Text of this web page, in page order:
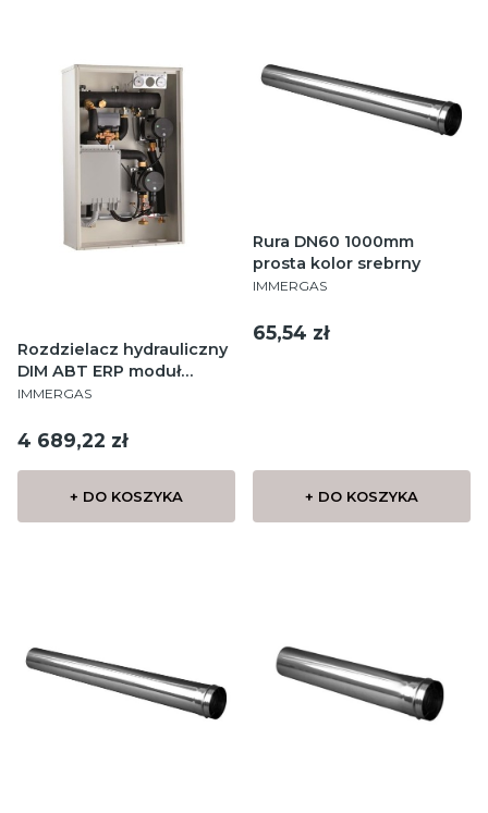
Rozdzielacz hydrauliczny
DIM ABT ERP moduł
wysoka / niska
PRODUCENT
IMMERGAS
Cena
4 689,22 zł
+ DO KOSZYKA
Rura DN60 1000mm
prosta kolor srebrny
PRODUCENT
IMMERGAS
Cena
65,54 zł
+ DO KOSZYKA